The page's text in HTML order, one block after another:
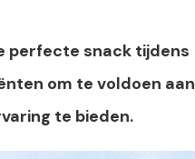
perfecte snack tijdens
om te voldoen aan
te bieden.